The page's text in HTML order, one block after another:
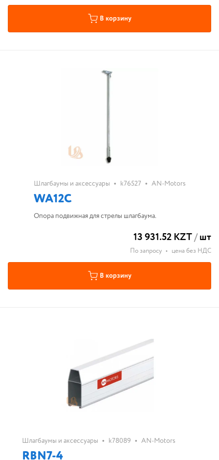
В корзину
Шлагбаумы и аксессуары • k76527 • AN-Motors
WA12C
Опора подвижная для стрелы шлагбаума.
13 931.52 KZT/шт
По запросу • цена без НДС
В корзину
Шлагбаумы и аксессуары • k78089 • AN-Motors
RBN7-4